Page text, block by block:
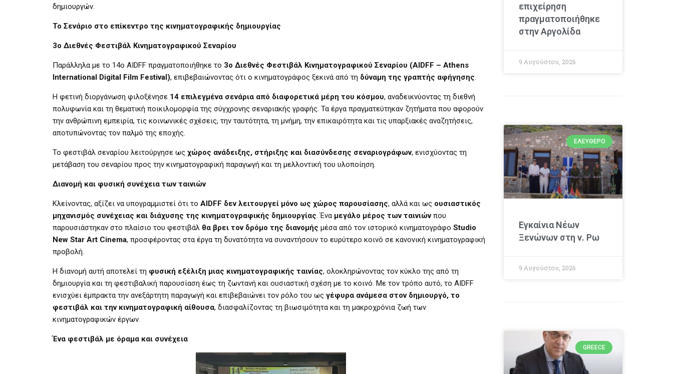
δημιουργών.
Το Σενάριο στο επίκεντρο της κινηματογραφικής δημιουργίας
3ο Διεθνές Φεστιβάλ Κινηματογραφικού Σεναρίου
Παράλληλα με το 14ο AIDFF πραγματοποιήθηκε το 3ο Διεθνές Φεστιβάλ Κινηματογραφικού Σεναρίου (AIDFF – Athens
International Digital Film Festival), επιβεβαιώνοντας ότι ο κινηματογράφος ξεκινά από τη δύναμη της γραπτής αφήγησης.
Η φετινή διοργάνωση φιλοξένησε 14 επιλεγμένα σενάρια από διαφορετικά μέρη του κόσμου, αναδεικνύοντας τη διεθνή
πολυφωνία και τη θεματική ποικιλομορφία της σύγχρονης σεναριακής γραφής. Τα έργα πραγματεύτηκαν ζητήματα που αφορούν
την ανθρώπινη εμπειρία, τις κοινωνικές σχέσεις, την ταυτότητα, τη μνήμη, την επικαιρότητα και τις υπαρξιακές αναζητήσεις,
αποτυπώνοντας τον παλμό της εποχής.
Το φεστιβάλ σεναρίου λειτούργησε ως χώρος ανάδειξης, στήριξης και διασύνδεσης σεναριογράφων, ενισχύοντας τη
μετάβαση του σεναρίου προς την κινηματογραφική παραγωγή και τη μελλοντική του υλοποίηση.
Διανομή και φυσική συνέχεια των ταινιών
Κλείνοντας, αξίζει να υπογραμμιστεί ότι το AIDFF δεν λειτουργεί μόνο ως χώρος παρουσίασης, αλλά και ως ουσιαστικός
μηχανισμός συνέχειας και διάχυσης της κινηματογραφικής δημιουργίας. Ένα μεγάλο μέρος των ταινιώνπου
παρουσιάστηκαν στο πλαίσιο του φεστιβάλ θα βρει τον δρόμο της διανομής μέσα από τον ιστορικό κινηματογράφο Studio
New Star Art Cinema, προσφέροντας στα έργα τη δυνατότητα να συναντήσουν το ευρύτερο κοινό σε κανονική κινηματογραφική
προβολή.
Η διανομή αυτή αποτελεί τη φυσική εξέλιξη μιας κινηματογραφικής ταινίας, ολοκληρώνοντας τον κύκλο της από τη
δημιουργία και τη φεστιβαλική παρουσίαση έως τη ζωντανή και ουσιαστική σχέση με το κοινό. Με τον τρόπο αυτό, το AIDFF
ενισχύει έμπρακτα την ανεξάρτητη παραγωγή και επιβεβαιώνει τον ρόλο του ως γέφυρα ανάμεσα στον δημιουργό, το
φεστιβάλ και την κινηματογραφική αίθουσα, διασφαλίζοντας τη βιωσιμότητα και τη μακροχρόνια ζωή των
κινηματογραφικών έργων.
Ένα φεστιβάλ με όραμα και συνέχεια
επιχείρηση
πραγματοποιήθηκε
στην Αργολίδα
9 Αυγούστου, 2026
ΕΛΕΎΘΕΡΟ
Εγκαίνια Νέων
Ξενώνων στη ν. Ρω
9 Αυγούστου, 2026
GREECE